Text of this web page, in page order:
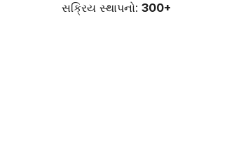
સક્રિય સ્થાપનો: 300+